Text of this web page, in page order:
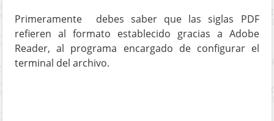
Primeramente debes saber que las siglas PDF
refieren al formato establecido gracias a Adobe
Reader, al programa encargado de configurar el
terminal del archivo.